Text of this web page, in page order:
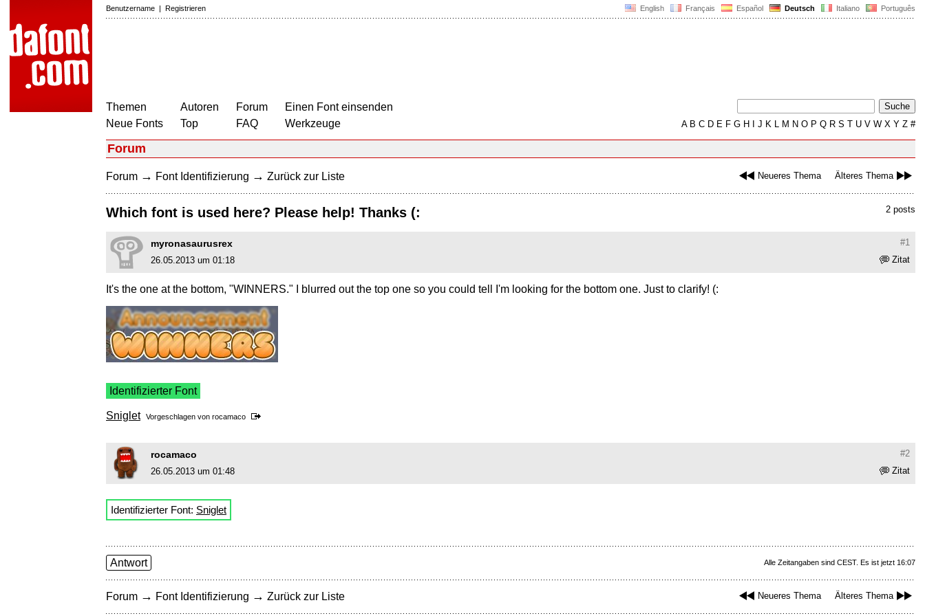
English Français Español Deutsch Italiano Português
Benutzername | Registrieren
Themen
Neue Fonts
Autoren
Top
Forum
FAQ
Einen Font einsenden
Werkzeuge
AB C D E F G H J K L M N O P Q R S T U V W X Y Z #
Forum
Neueres Thema Älteres Thema
Forum → Font Identifizierung → Zurück zur Liste
2 posts
Which font is used here? Please help! Thanks (:
#1
myronasaurusrex
Zitat
26.05.2013 um 01:18
It's the one at the bottom, "WINNERS." I blurred out the top one so you could tell I'm looking for the bottom one. Just to clarify! (:
Identifizierter Font
Sniglet Vorgeschlagen von rocamaco
#2
rocamaco
Zitat
26.05.2013 um 01:48
Identifizierter Font: Sniglet
Alle Zeitangaben sind CEST. Es ist jetzt 16:07
Antwort
Neueres Thema Älteres Thema
Forum → Font Identifizierung → Zurück zur Liste